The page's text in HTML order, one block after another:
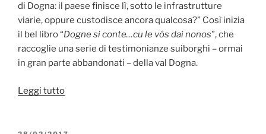
di Dogna: il paese finisce lì, sotto le infrastrutture
viarie, oppure custodisce ancora qualcosa?” Così inizia
il bel libro “Dogne si conte…cu le vôs dai nonos”, che
raccoglie una serie di testimonianze suiborghi – ormai
in gran parte abbandonati – della val Dogna.
Leggi tutto“Val